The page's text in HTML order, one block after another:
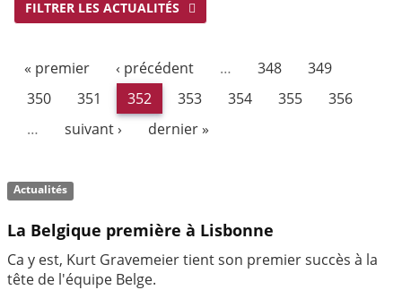
FILTRER LES ACTUALITÉS
« premier ‹ précédent … 348
349
350
351 352 353 354 355
356
…
suivant › dernier »
Actualités
La Belgique première à Lisbonne
Ca y est, Kurt Gravemeier tient son premier succès à la
tête de l'équipe Belge.